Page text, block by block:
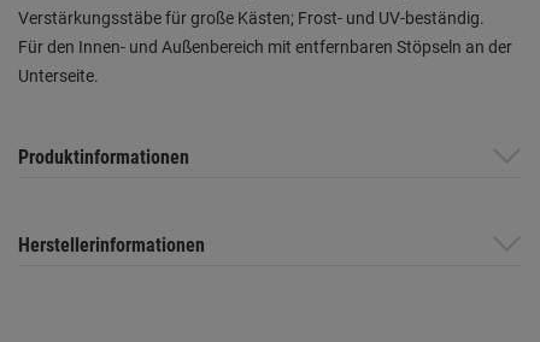
Verstärkungsstäbe für große Kästen; Frost- und UV-beständig.
Für den Innen- und Außenbereich mit entfernbaren Stöpseln an der
Unterseite.
Produktinformationen
Herstellerinformationen